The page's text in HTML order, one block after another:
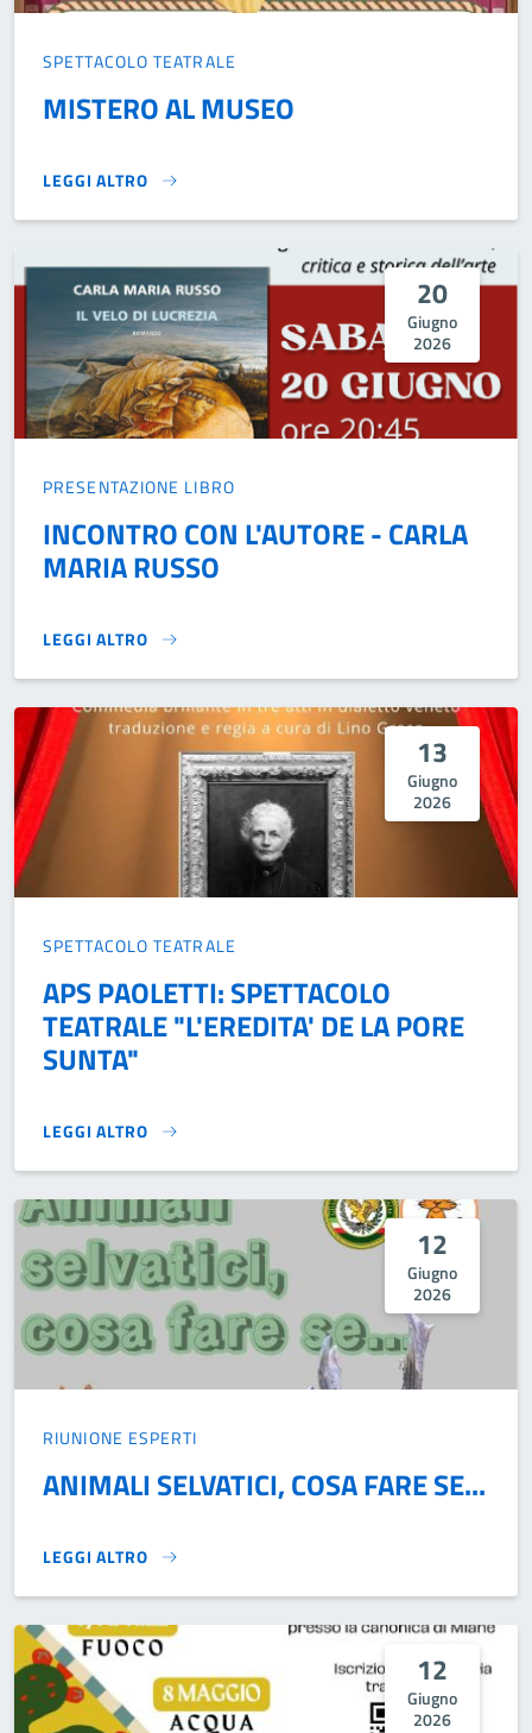
SPETTACOLO TEATRALE
MISTERO AL MUSEO
LEGGI ALTRO
MISTERO AL MUSEO}
20
Giugno
2026
PRESENTAZIONE LIBRO
INCONTRO CON L'AUTORE - CARLA
MARIA RUSSO
LEGGI ALTRO
INCONTRO CON L'AUTORE - CARLA MARIA RUSSO}
13
Giugno
2026
SPETTACOLO TEATRALE
APS PAOLETTI: SPETTACOLO
TEATRALE "L'EREDITA' DE LA PORE
SUNTA"
LEGGI ALTRO
APS PAOLETTI: SPETTACOLO TEATRALE "L'EREDITA' DE LA
12
Giugno
2026
RIUNIONE ESPERTI
ANIMALI SELVATICI, COSA FARE SE...
LEGGI ALTRO
ANIMALI SELVATICI, COSA FARE SE...}
12
Giugno
2026